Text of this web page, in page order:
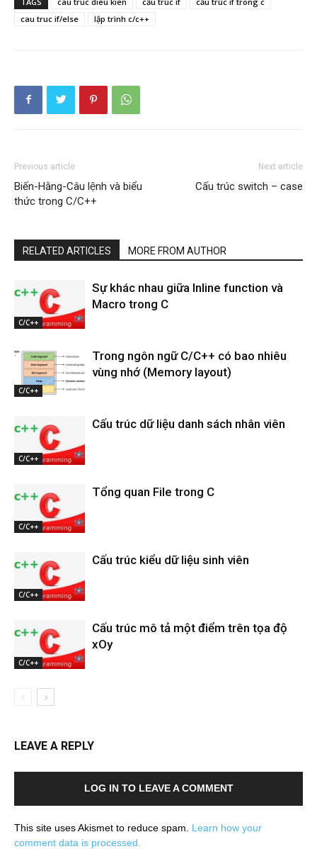
cau truc if/else
lập trình c/c++
Previous article
Biến-Hằng-Câu lệnh và biểu
thức trong C/C++
Next article
Cấu trúc switch – case
RELATED ARTICLES MORE FROM AUTHOR
C/C++
Sự khác nhau giữa Inline function và
Macro trong C
C/C++
Trong ngôn ngữ C/C++ có bao nhiêu
vùng nhớ (Memory layout)
C/C++
Cấu trúc dữ liệu danh sách nhân viên
C/C++
Tổng quan File trong C
C/C++
Cấu trúc kiểu dữ liệu sinh viên
C/C++
Cấu trúc mô tả một điểm trên tọa độ
xOy
LEAVE A REPLY
LOG IN TO LEAVE A COMMENT
This site uses Akismet to reduce spam. Learn how your
comment data is processed.